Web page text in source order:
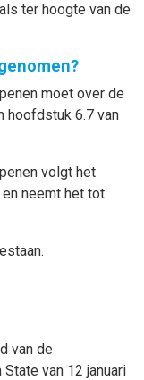
ter hoogte van de
moet over de
hoofdstuk 6.7 van
volgt het
neemt het tot
van de
van 12 januari